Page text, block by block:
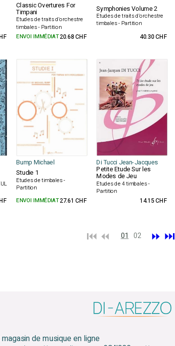
Classic Overtures For
Timpani
Etudes de traits d'orchestre
timbales - Partition
Symphonies Volume 2
Etudes de traits d'orchestre
timbales - Partition
ENVOI IMMÉDIAT20.68 CHF 40.30 CHF
Bump Michael Di Tucci Jean-Jacques
Studie 1
Etudes de timbales -
Partition
Petite Etude Sur les
Modes de Jeu
Etudes de 4 timbales -
Partition
ENVOI IMMÉDIAT27.61 CHF 14.15 CHF
⏮️ ⏪ 01 02 ⏩ ⏭️
de musique en ligne